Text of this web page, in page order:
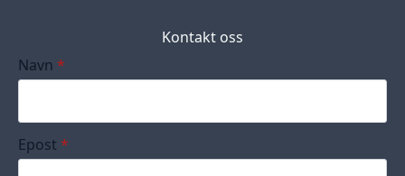
Kontakt oss
Navn *
Epost *